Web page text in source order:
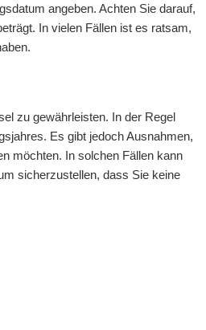
angeben. Achten Sie darauf,
In vielen Fällen ist es ratsam,
zu gewährleisten. In der Regel
Es gibt jedoch Ausnahmen,
möchten. In solchen Fällen kann
sicherzustellen, dass Sie keine